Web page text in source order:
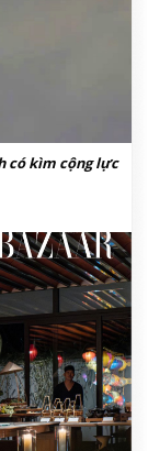
có kìm cộng lực